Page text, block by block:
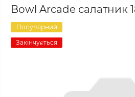
Bowl Arcade салатник
Популярний
Закінчується